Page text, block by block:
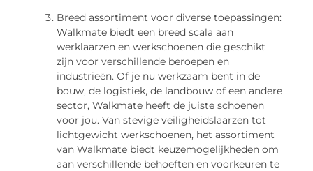
Breed assortiment voor diverse toepassingen:
Walkmate biedt een breed scala aan
werklaarzen en werkschoenen die geschikt
zijn voor verschillende beroepen en
industrieën. Of je nu werkzaam bent in de
bouw, de logistiek, de landbouw of een andere
sector, Walkmate heeft de juiste schoenen
voor jou. Van stevige veiligheidslaarzen tot
lichtgewicht werkschoenen, het assortiment
van Walkmate biedt keuzemogelijkheden om
aan verschillende behoeften en voorkeuren te